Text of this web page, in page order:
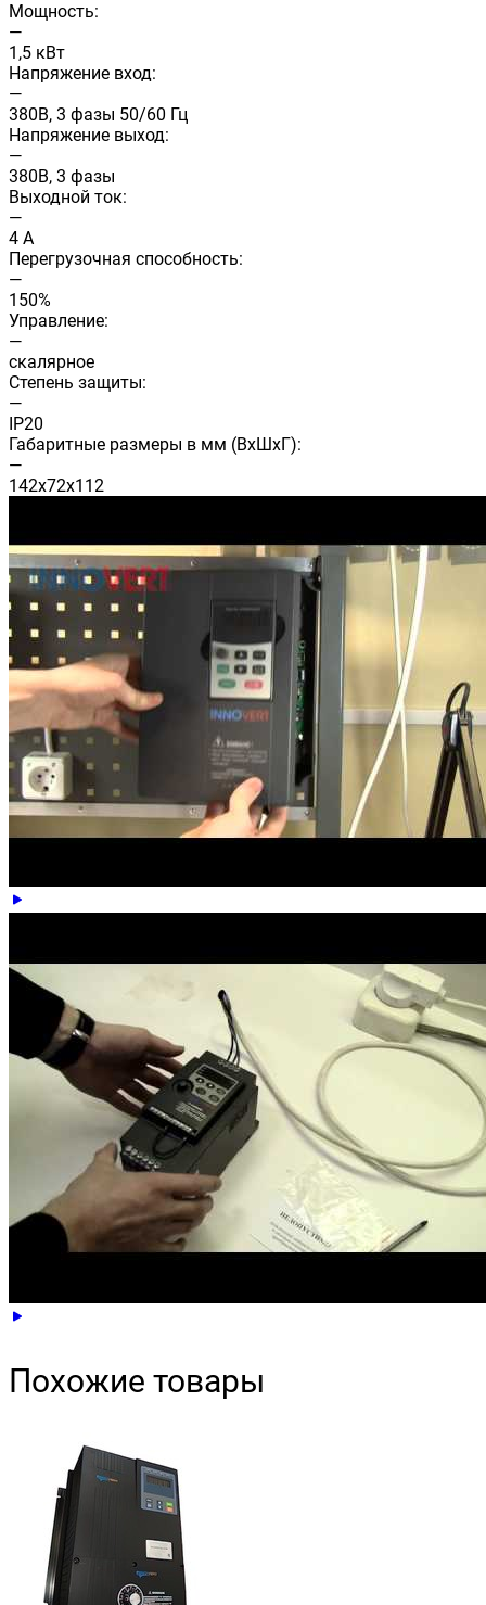
Мощность:
—
1,5 кВт
Напряжение вход:
—
380В, 3 фазы 50/60 Гц
Напряжение выход:
—
380В, 3 фазы
Выходной ток:
—
4 А
Перегрузочная способность:
—
150%
Управление:
—
скалярное
Степень защиты:
—
IP20
Габаритные размеры в мм (ВхШхГ):
—
142х72х112
Похожие товары